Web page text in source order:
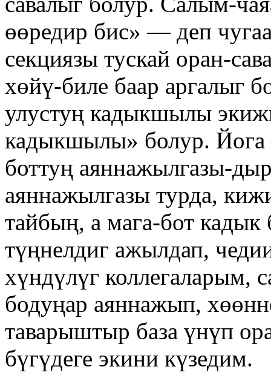
өөредир бис» — деп
секциязы тускай оран-
хөйү-биле баар аргалыг
улустуң кадыкшылы
кадыкшылы» болур. Йога
боттуң аяннажылгазы-
аяннажылгазы турда,
тайбың, а мага-бот
түңнелдиг ажылдап,
хүндүлүг коллегаларым,
бодуңар аяннажып,
таварыштыр база үнүп
бүгүдеге экини күзедим.